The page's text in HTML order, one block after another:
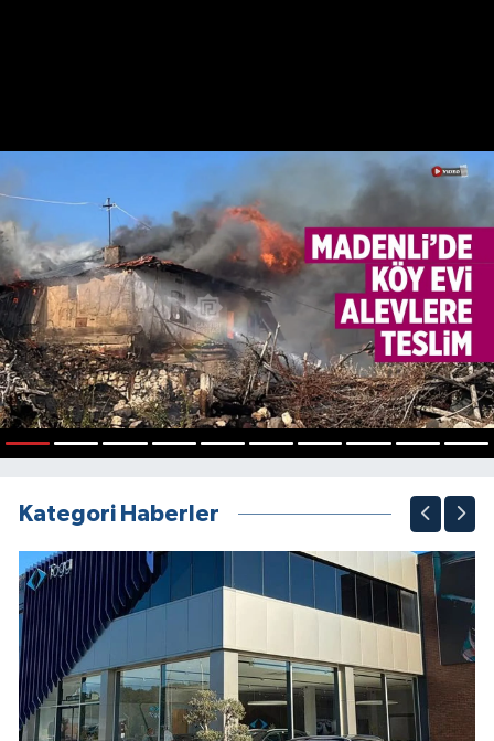
Kategori Haberler